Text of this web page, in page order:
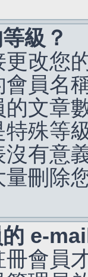
級？
改您
員名
文章
殊等
有意
刪除
e-
會員